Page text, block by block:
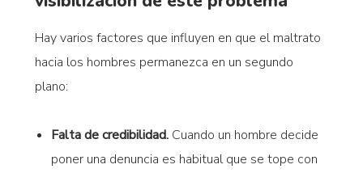
Hay varios factores que influyen en que el maltrato
hacia los hombres permanezca en un segundo
plano:
Falta de credibilidad.Cuando un hombre decide
poner una denuncia es habitual que se tope con